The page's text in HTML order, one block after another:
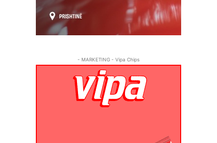
- MARKETING - Vipa Chips